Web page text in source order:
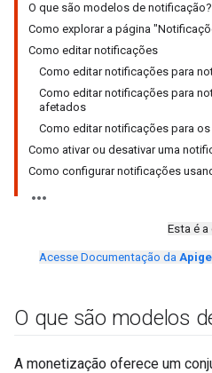
O que são modelos de notificação?
Como explorar a página
Como editar notificações
Como editar notificações para
Como editar notificações para
afetados
Como editar notificações para
Como ativar ou desativar uma
Como configurar notificações
Esta é
Acesse Documentação da
O que são modelos
A monetização oferece um